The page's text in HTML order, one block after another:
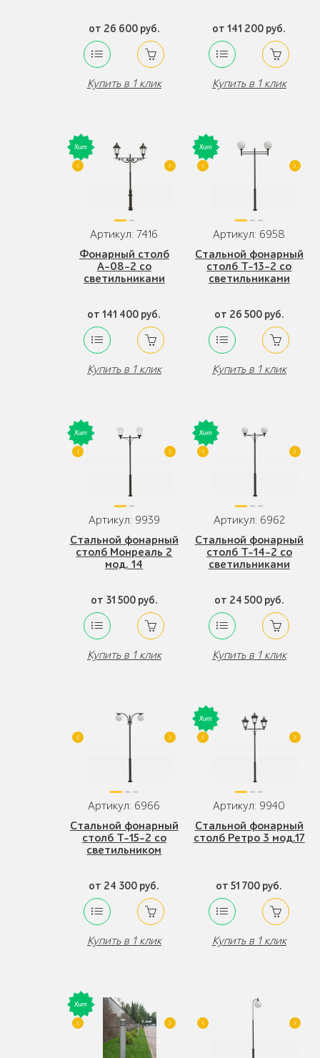
от 26 600 руб.
Купить в 1 клик
от 141 200 руб.
Купить в 1 клик
Артикул: 7416
Фонарный столб
А-08-2 со
светильниками
от 141 400 руб.
Купить в 1 клик
Артикул: 6958
Стальной фонарный
столб Т-13-2 со
светильниками
от 26 500 руб.
Купить в 1 клик
Артикул: 9939
Стальной фонарный
столб Монреаль 2
мод. 14
от 31 500 руб.
Купить в 1 клик
Артикул: 6962
Стальной фонарный
столб Т-14-2 со
светильниками
от 24 500 руб.
Купить в 1 клик
Артикул: 6966
Стальной фонарный
столб Т-15-2 со
светильником
от 24 300 руб.
Купить в 1 клик
Артикул: 9940
Стальной фонарный
столб Ретро 3 мод.17
от 51 700 руб.
Купить в 1 клик